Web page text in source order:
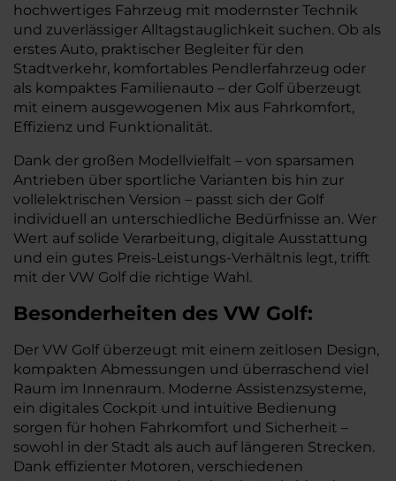
hochwertiges Fahrzeug mit modernster Technik
und zuverlässiger Alltagstauglichkeit suchen. Ob als
erstes Auto, praktischer Begleiter für den
Stadtverkehr, komfortables Pendlerfahrzeug oder
als kompaktes Familienauto – der Golf überzeugt
mit einem ausgewogenen Mix aus Fahrkomfort,
Effizienz und Funktionalität.
Dank der großen Modellvielfalt – von sparsamen
Antrieben über sportliche Varianten bis hin zur
vollelektrischen Version – passt sich der Golf
individuell an unterschiedliche Bedürfnisse an. Wer
Wert auf solide Verarbeitung, digitale Ausstattung
und ein gutes Preis-Leistungs-Verhältnis legt, trifft
mit der VW Golf die richtige Wahl.
Besonderheiten des VW Golf:
Der VW Golf überzeugt mit einem zeitlosen Design,
kompakten Abmessungen und überraschend viel
Raum im Innenraum. Moderne Assistenzsysteme,
ein digitales Cockpit und intuitive Bedienung
sorgen für hohen Fahrkomfort und Sicherheit –
sowohl in der Stadt als auch auf längeren Strecken.
Dank effizienter Motoren, verschiedenen